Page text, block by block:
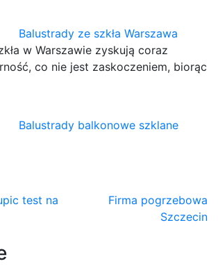
Balustrady ze szkła Warszawa
w Warszawie zyskują coraz
co nie jest zaskoczeniem, biorąc
Balustrady balkonowe szklane
test na
Firma pogrzebowa
Szczecin